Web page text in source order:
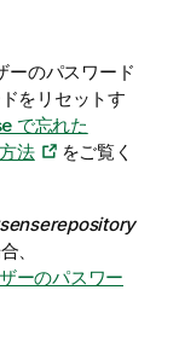
ーのパスワード
をリセットす
で忘れた
法
をご覧く
、
ーのパスワー